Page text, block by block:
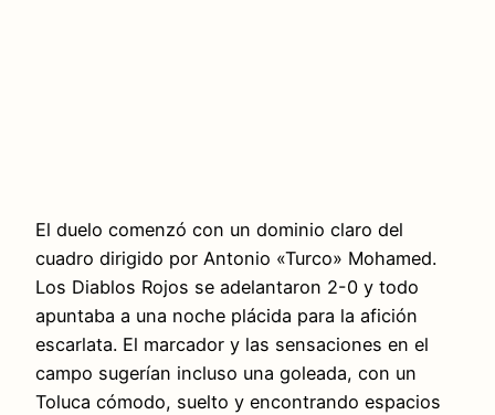
El duelo comenzó con un dominio claro del
cuadro dirigido por Antonio «Turco» Mohamed.
Los Diablos Rojos se adelantaron 2-0 y todo
apuntaba a una noche plácida para la afición
escarlata. El marcador y las sensaciones en el
campo sugerían incluso una goleada, con un
Toluca cómodo, suelto y encontrando espacios